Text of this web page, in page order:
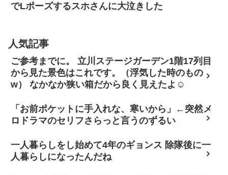
でLポーズするスホさんに大泣きした
人気記事
ご参考までに。 立川ステージガーデン1階17列目
から見た景色はこれです。（浮気した時のもの
w） なかなか狭い箱だから良く見えたよ☺
「お前ポケットに手入れな、寒いから」←突然メ
ロドラマのセリフさらっと言うのずるい
一人暮らしをし始めて4年のギョンス 除隊後に一
人暮らしになったんだね